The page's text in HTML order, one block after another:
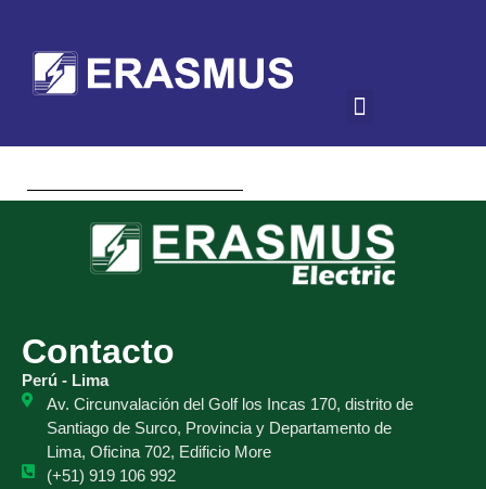
Contacto
Perú - Lima
Av. Circunvalación del Golf los Incas 170, distrito de
Santiago de Surco, Provincia y Departamento de
Lima, Oficina 702, Edificio More
(+51) 919 106 992